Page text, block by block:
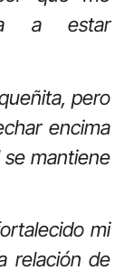
a estar
pero
encima
mantiene
mi
relación de